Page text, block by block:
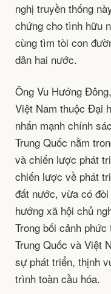
nghị truyền thống
chứng cho tình hữu
cùng tìm tòi con
dân hai nước.
Ông Vu Hướng
Việt Nam thuộc Đại
nhấn mạnh chính
Trung Quốc nằm
và chiến lược phát
chiến lược về phát
đất nước, vừa có
hướng xã hội chủ
Trong bối cảnh
Trung Quốc và Việt
sự phát triển, thịnh
trình toàn cầu hóa.